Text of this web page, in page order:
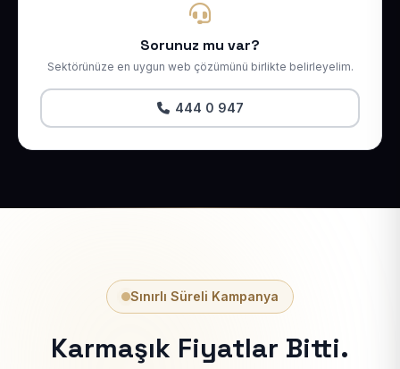
Sorunuz mu var?
Sektörünüze en uygun web çözümünü birlikte belirleyelim.
444 0 947
Sınırlı Süreli Kampanya
Karmaşık Fiyatlar Bitti.